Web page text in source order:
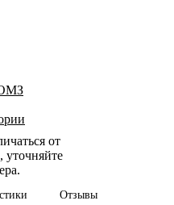
от
уточняйте
Отзывы